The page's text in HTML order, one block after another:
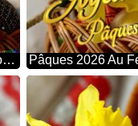
Joyeuses Pâques 2026 Easter Background